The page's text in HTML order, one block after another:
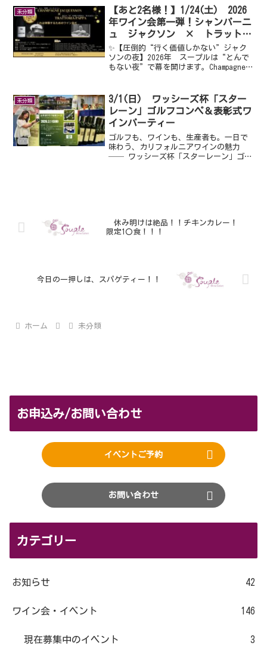
未分類
【あと2名様！】1/24(土) 2026
年ワイン会第一弾！シャンパーニ
ュ ジャクソン × トラットリ
ア パッパ
✨【圧倒的“行く価値しかない”ジャク
ソンの夜】2026年 スープルは“とんで
もない夜”で幕を開けます。Champagne
ワイン会は「本...
未分類
3/1(日) ワッシーズ杯「スター
レーン」ゴルフコンペ＆表彰式ワ
インパーティー
ゴルフも、ワインも、生産者も。一日で
味わう、カリフォルニアワインの魅力
── ワッシーズ杯「スターレーン」ゴル
休み明けは絶品！！チキンカレー！
限定1〇食！！！
今日の一押しは、スパゲティー！！
ホーム 未分類
お申込み/お問い合わせ
イベントご予約
お問い合わせ
カテゴリー
お知らせ 42
ワイン会・イベント 146
現在募集中のイベント 3